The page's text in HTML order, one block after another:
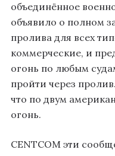
объединённое
объявило о полном
пролива для всех
коммерческие, и
огонь по любым
пройти через
что по двум
огонь.
CENTCOM эти